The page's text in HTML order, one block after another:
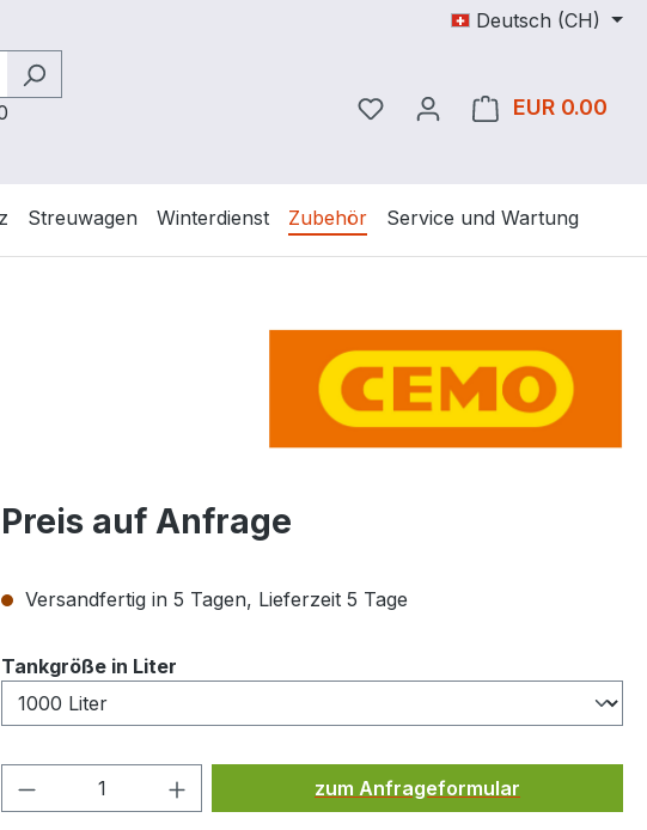
Deutsch (CH)
Du hast 0 Produkte auf
EUR 0.00
Streuwagen Winterdienst Zubehör Service und Wartung
Preis auf Anfrage
Versandfertig in 5 Tagen, Lieferzeit 5 Tage
Tankgröße in Liter
Produkt Anzahl: Gib den
zum Anfrageformular